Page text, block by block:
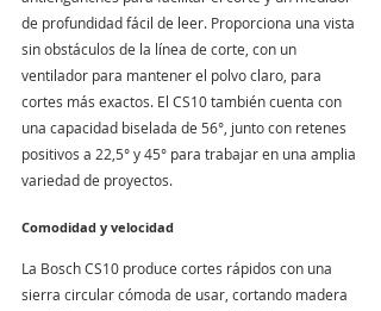
de profundidad fácil de leer. Proporciona una vista
sin obstáculos de la línea de corte, con un
ventilador para mantener el polvo claro, para
cortes más exactos. El CS10 también cuenta con
una capacidad biselada de 56°, junto con retenes
positivos a 22,5° y 45° para trabajar en una amplia
variedad de proyectos.
Comodidad y velocidad
La Bosch CS10 produce cortes rápidos con una
sierra circular cómoda de usar, cortando madera